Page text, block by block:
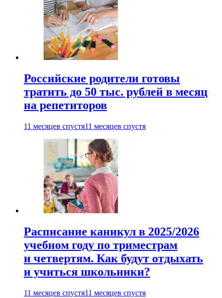
Российские родители готовы
тратить до 50 тыс. рублей в месяц
на репетиторов
11 месяцев спустя11 месяцев спустя
Расписание каникул в 2025/2026
учебном году по триместрам
и четвертям. Как будут отдыхать
и учиться школьники?
11 месяцев спустя11 месяцев спустя